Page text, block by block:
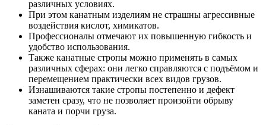
различных условиях.
При этом канатным изделиям не страшны агрессивные
воздействия кислот, химикатов.
Профессионалы отмечают их повышенную гибкость и
удобство использования.
Также канатные стропы можно применять в самых
различных сферах: они легко справляются с подъёмом и
перемещением практически всех видов грузов.
Изнашиваются такие стропы постепенно и дефект
заметен сразу, что не позволяет произойти обрыву
каната и порчи груза.